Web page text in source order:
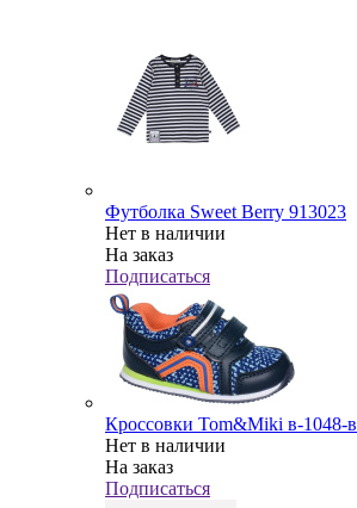
Футболка Sweet Berry 913023
Нет в наличии
На заказ
Подписаться
Кроссовки Tom&Miki в-1048-в
Нет в наличии
На заказ
Подписаться